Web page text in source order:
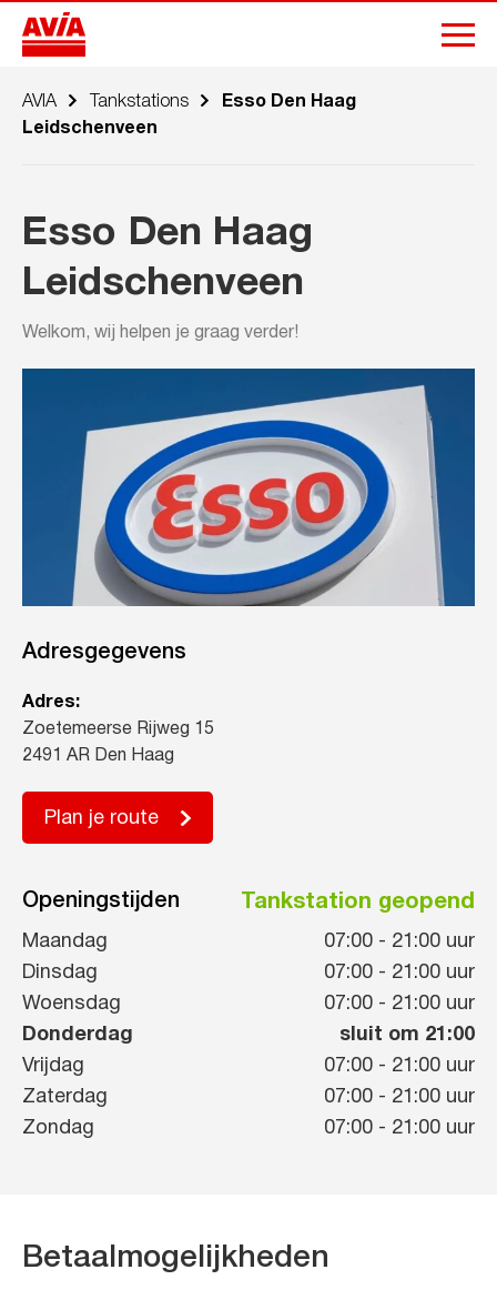
AVIA Tankstations
Esso Den Haag
Leidschenveen
Esso Den Haag
Leidschenveen
Welkom, wij helpen je graag verder!
Adresgegevens
Adres:
Zoetemeerse Rijweg 15
2491 AR Den Haag
Plan je route
Openingstijden Tankstation geopend
Maandag 07:00 - 21:00 uur
Dinsdag
07:00 - 21:00 uur
Woensdag
07:00 - 21:00 uur
Donderdag
sluit om 21:00
Vrijdag
07:00 - 21:00 uur
Zaterdag
07:00 - 21:00 uur
Zondag
07:00 - 21:00 uur
Betaalmogelijkheden